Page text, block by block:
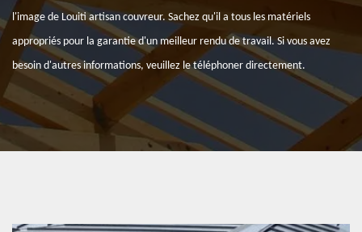
l'image de Louiti artisan couvreur. Sachez qu'il a tous les matériels
appropriés pour la garantie d'un meilleur rendu de travail. Si vous avez
besoin d'autres informations, veuillez le téléphoner directement.